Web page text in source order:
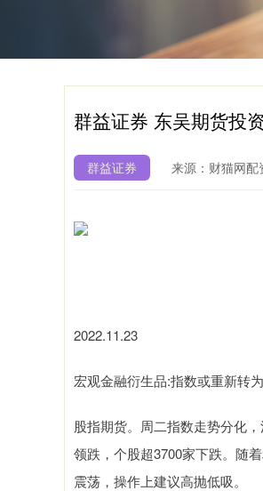
群益证券 东吴期货投
群益证券 来源：财猫网配
2022.11.23
宏观金融衍生品:指数或重新转
股指期货。周二指数走势分化
领跌，个股超3700家下跌。随
震荡，操作上建议高抛低吸。